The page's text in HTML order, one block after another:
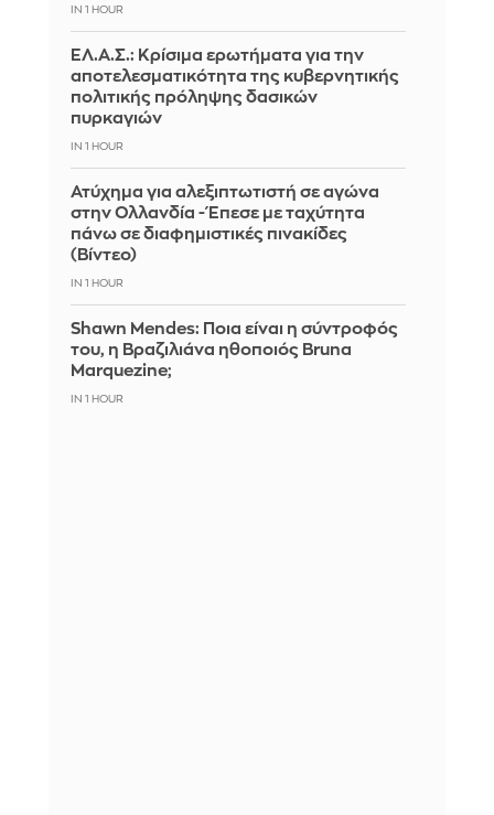
IN 1 HOUR
ΕΛ.Α.Σ.: Κρίσιμα ερωτήματα για την
αποτελεσματικότητα της κυβερνητικής
πολιτικής πρόληψης δασικών
πυρκαγιών
IN 1 HOUR
Ατύχημα για αλεξιπτωτιστή σε αγώνα
στην Ολλανδία - Έπεσε με ταχύτητα
πάνω σε διαφημιστικές πινακίδες
(Βίντεο)
IN 1 HOUR
Shawn Mendes: Ποια είναι η σύντροφός
του, η Βραζιλιάνα ηθοποιός Bruna
Marquezine;
IN 1 HOUR